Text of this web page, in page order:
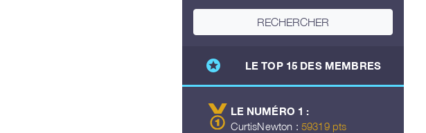
RECHERCHER
stars LE TOP 15 DES MEMBRES
LE NUMÉRO 1 :
CurtisNewton : 59319 pts